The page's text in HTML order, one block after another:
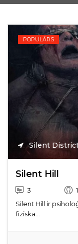
POPULĀRS
Silent
Silent Hill
3
Silent Hill ir
fiziska...